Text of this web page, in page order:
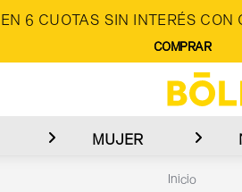
6 CUOTAS SIN INTERÉS CON
COMPRAR
MUJER
Inicio